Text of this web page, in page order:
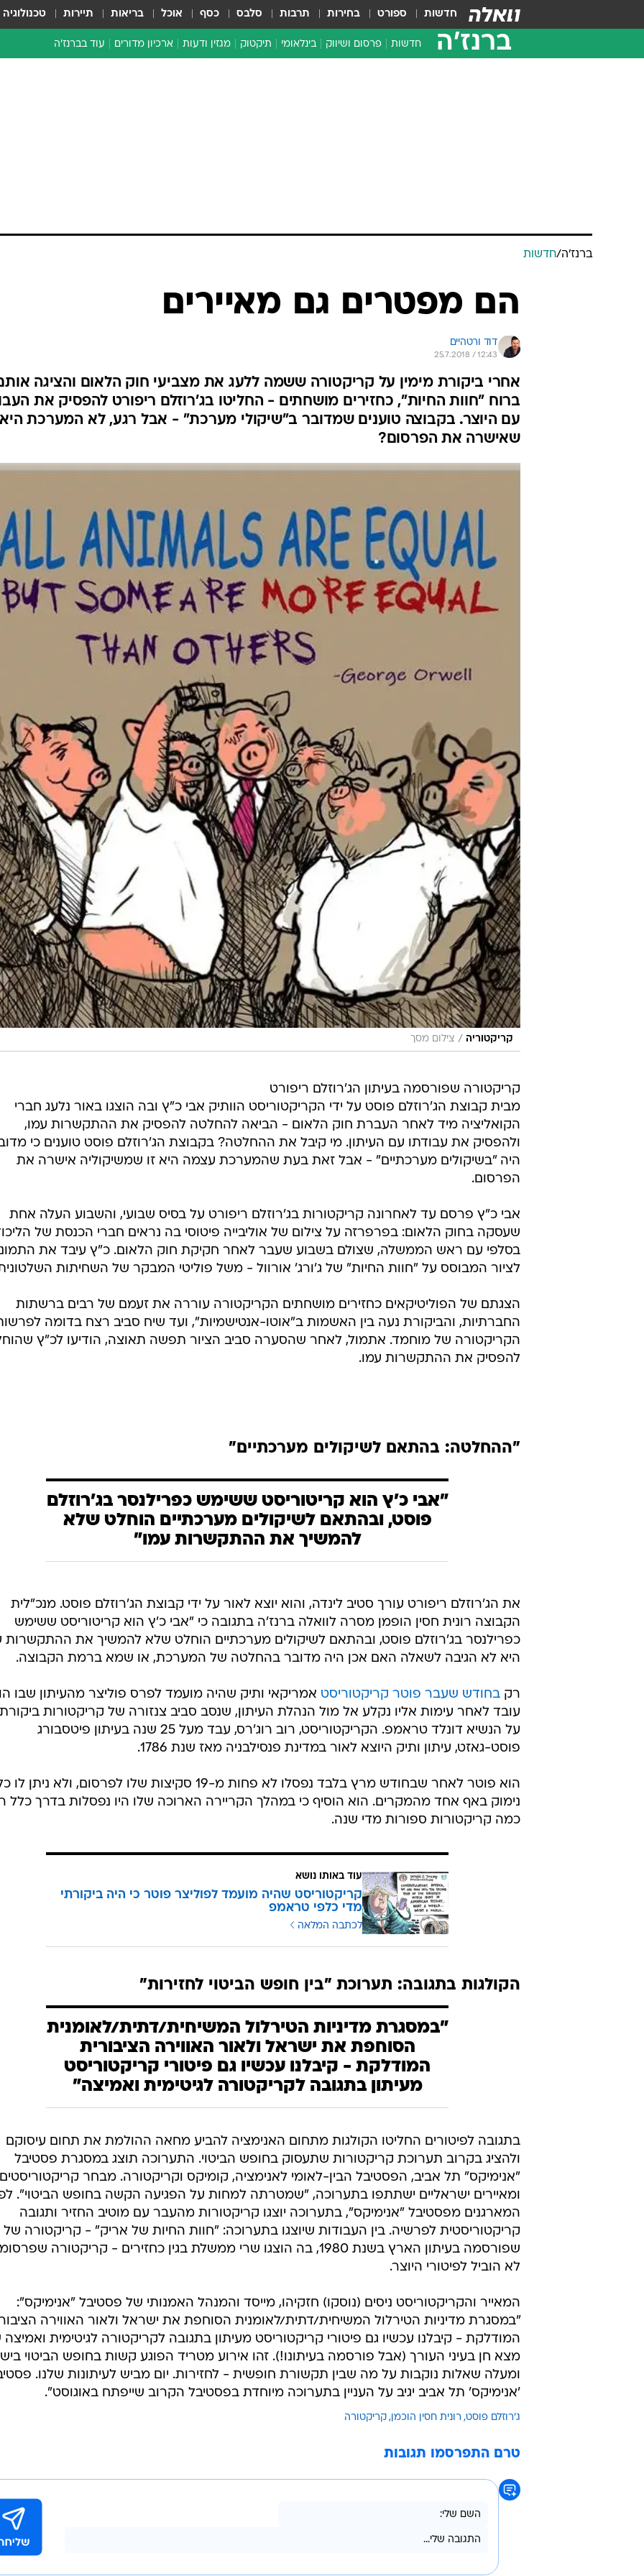
חדשות ספורט בחירות תרבות סלבס כסף אוכל בריאות תיירות טכנולוגיה
ברנז'ה חדשות פרסום ושיווק בינלאומי תיקטוק מגזין ודעות ארכיון מדורים עוד בברנז'ה
ברנז'ה/חדשות
הם מפטרים גם מאיירים
דוד ורטהיים
25.7.2018 / 12:43
אחרי ביקורת מימין על קריקטורה ששמה ללעג את מצביעי חוק הלאום והציגה
ברוח "חוות החיות", כחזירים מושחתים - החליטו בג'רוזלם ריפורט להפסיק את
עם היוצר. בקבוצה טוענים שמדובר ב"שיקולי מערכת" - אבל רגע, לא המערכת היא
שאישרה את הפרסום?
קריקטוריה / צילום מסך
קריקטורה שפורסמה בעיתון הג'רוזלם ריפורט
מבית קבוצת הג'רוזלם פוסט על ידי הקריקטוריסט הוותיק אבי כ"ץ ובה הוצגו באור נלעג חברי
הקואליציה מיד לאחר העברת חוק הלאום - הביאה להחלטה להפסיק את ההתקשרות עמו,
ולהפסיק את עבודתו עם העיתון. מי קיבל את ההחלטה? בקבוצת הג'רוזלם פוסט טוענים כי
היה "בשיקולים מערכתיים" - אבל זאת בעת שהמערכת עצמה היא זו שמשיקוליה אישרה את
הפרסום.
אבי כ"ץ פרסם עד לאחרונה קריקטורות בג'רוזלם ריפורט על בסיס שבועי, והשבוע העלה אחת
שעסקה בחוק הלאום: בפרפרזה על צילום של אוליבייה פיטוסי בה נראים חברי הכנסת של
בסלפי עם ראש הממשלה, שצולם בשבוע שעבר לאחר חקיקת חוק הלאום. כ"ץ עיבד את
לציור המבוסס על "חוות החיות" של ג'ורג' אורוול - משל פוליטי המבקר של השחיתות
הצגתם של הפוליטיקאים כחזירים מושחתים הקריקטורה עוררה את זעמם של רבים ברשתות
החברתיות, והביקורת נעה בין האשמות ב"אוטו-אנטישמיות", ועד שיח סביב רצח בדומה
הקריקטורה של מוחמד. אתמול, לאחר שהסערה סביב הציור תפשה תאוצה, הודיעו לכ"ץ
להפסיק את ההתקשרות עמו.
"ההחלטה: בהתאם לשיקולים מערכתיים"
"אבי כ'ץ הוא קריטוריסט ששימש כפרילנסר בג'רוזלם
פוסט, ובהתאם לשיקולים מערכתיים הוחלט שלא
להמשיך את ההתקשרות עמו"
את הג'רוזלם ריפורט עורך סטיב לינדה, והוא יוצא לאור על ידי קבוצת הג'רוזלם פוסט. מנכ"לית
הקבוצה רונית חסין הופמן מסרה לוואלה ברנז'ה בתגובה כי "אבי כ'ץ הוא קריטוריסט ששימש
כפרילנסר בג'רוזלם פוסט, ובהתאם לשיקולים מערכתיים הוחלט שלא להמשיך את ההתקשרות
היא לא הגיבה לשאלה האם אכן היה מדובר בהחלטה של המערכת, או שמא ברמת הקבוצה.
רק בחודש שעבר פוטר קריקטוריסט אמריקאי ותיק שהיה מועמד לפרס פוליצר מהעיתון שבו
עובד לאחר עימות אליו נקלע אל מול הנהלת העיתון, שנסב סביב צנזורה של קריקטורות
על הנשיא דונלד טראמפ. הקריקטוריסט, רוב רוג'רס, עבד מעל 25 שנה בעיתון פיטסבורג
פוסט-גאזט, עיתון ותיק היוצא לאור במדינת פנסילבניה מאז שנת 1786.
הוא פוטר לאחר שבחודש מרץ בלבד נפסלו לא פחות מ-19 סקיצות שלו לפרסום, ולא ניתן לו
נימוק באף אחד מהמקרים. הוא הוסיף כי במהלך הקריירה הארוכה שלו היו נפסלות בדרך כלל
כמה קריקטורות ספורות מדי שנה.
עוד באותו נושא
קריקטוריסט שהיה מועמד לפוליצר פוטר כי היה ביקורתי
מדי כלפי טראמפ
לכתבה המלאה
הקולגות בתגובה: תערוכת "בין חופש הביטוי לחזירות"
"במסגרת מדיניות הטירלול המשיחית/דתית/לאומנית
הסוחפת את ישראל ולאור האווירה הציבורית
המודלקת - קיבלנו עכשיו גם פיטורי קריקטוריסט
מעיתון בתגובה לקריקטורה לגיטימית ואמיצה"
בתגובה לפיטורים החליטו הקולגות מתחום האנימציה להביע מחאה ההולמת את תחום עיסוקם
ולהציג בקרוב תערוכת קריקטורות שתעסוק בחופש הביטוי. התערוכה תוצג במסגרת פסטיבל
"אנימיקס" תל אביב, הפסטיבל הבין-לאומי לאנימציה, קומיקס וקריקטורה. מבחר קריקטוריסטים
ומאיירים ישראליים ישתתפו בתערוכה, "שמטרתה למחות על הפגיעה הקשה בחופש הביטוי".
המארגנים מפסטיבל "אנימיקס", בתערוכה יוצגו קריקטורות מהעבר עם מוטיב החזיר ותגובה
קריקטוריסטית לפרשיה. בין העבודות שיוצגו בתערוכה: "חוות החיות של אריק" - קריקטורה
שפורסמה בעיתון הארץ בשנת 1980, בה הוצגו שרי ממשלת בגין כחזירים - קריקטורה
לא הוביל לפיטורי היוצר.
המאייר והקריקטוריסט ניסים (נוסקו) חזקיהו, מייסד והמנהל האמנותי של פסטיבל "אנימיקס":
"במסגרת מדיניות הטירלול המשיחית/דתית/לאומנית הסוחפת את ישראל ולאור האווירה
המודלקת - קיבלנו עכשיו גם פיטורי קריקטוריסט מעיתון בתגובה לקריקטורה לגיטימית
מצא חן בעיני העורך (אבל פורסמה בעיתונו!). זהו אירוע מטריד הפוגע קשות בחופש הביטוי
ומעלה שאלות נוקבות על מה שבין תקשורת חופשית - לחזירות. יום מביש לעיתונות שלנו.
'אנימיקס' תל אביב יגיב על העניין בתערוכה מיוחדת בפסטיבל הקרוב שייפתח באוגוסט".
ג'רוזלם פוסט רונית חסין הוכמן קריקטורה
טרם התפרסמו תגובות